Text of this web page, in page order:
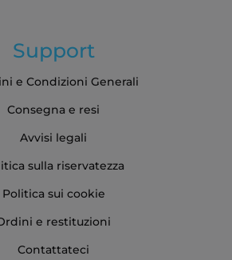
Support
e Condizioni Generali
Consegna e resi
Avvisi legali
sulla riservatezza
Politica sui cookie
e restituzioni
Contattateci